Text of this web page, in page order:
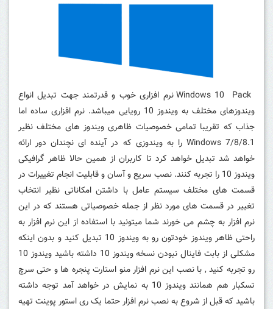
Windows 10 Pack نرم افزاری خوب و قدرتمند جهت تبدیل انواع
ویندوزهای مختلف به ویندوز 10 رویایی میباشد. نرم افزاری ساده اما
جذاب که تقریبا تمامی خصوصیات ظاهری ویندوز های مختلف نظیر
Windows 7/8/8.1 را به ویندوزی که در آینده ای نچندان دور ارائه
خواهد شد تبدیل خواهد کرد تا کاربران از همین حالا ظاهر گرافیکی
ویندوز 10 را تجربه کنند. نصب سریع و آسان و قابلیت انجام تغییرات در
قسمت های مختلف سیستم عامل با داشتن امکاناتی نظیر انتخاب
تغییر در قسمت های مورد نظر از جمله خصوصیاتی هستند که در این
نرم افزار به چشم می خورند شما میتونید با استفاده از این نرم افزار به
راحتی ظاهر ویندوز خودتون رو به ویندوز 10 تبدیل کنید و بدون اینکه
مشکلی از بابت فاینال نبودن نسخه ویندوز 10 داشته باشید ویندوز 10
رو تجربه کنید , با نصب این نرم افزار منو استارت پنجره ها و حتی سرچ
تسکبار هم همانند ویندوز 10 به نمایش در خواهد آمد توجه داشته
باشید که قبل از شروع به نصب نرم افزار حتما یک ری استور پوینت تهیه